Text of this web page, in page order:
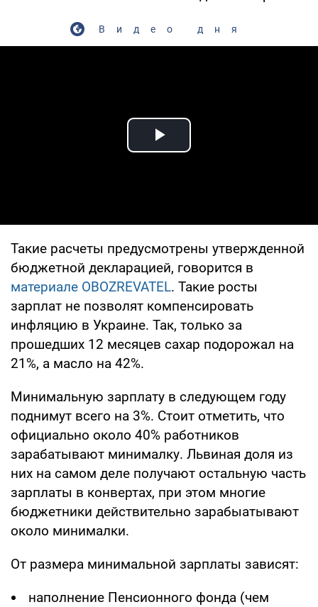
Видео дня
Play Video
Такие расчеты предусмотрены утвержденной
бюджетной декларацией, говорится в
материале OBOZREVATEL. Такие росты
зарплат не позволят компенсировать
инфляцию в Украине. Так, только за
прошедших 12 месяцев сахар подорожал на
21%, а масло на 42%.
Минимальную зарплату в следующем году
поднимут всего на 3%. Стоит отметить, что
официально около 40% работников
зарабатывают минималку. Львиная доля из
них на самом деле получают остальную часть
зарплаты в конвертах, при этом многие
бюджетники действительно зарабыатывают
около минималки.
От размера минимальной зарплаты зависят:
наполнение Пенсионного фонда (чем